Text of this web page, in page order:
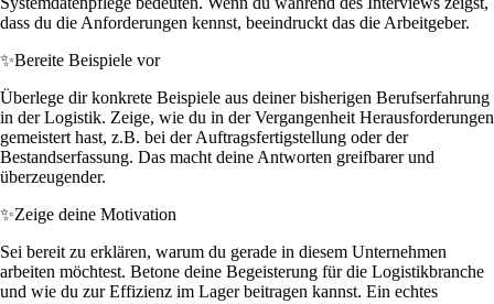
dass du die Anforderungen kennst, beeindruckt das die Arbeitgeber.
✨Bereite Beispiele vor
Überlege dir konkrete Beispiele aus deiner bisherigen Berufserfahrung
in der Logistik. Zeige, wie du in der Vergangenheit Herausforderungen
gemeistert hast, z.B. bei der Auftragsfertigstellung oder der
Bestandserfassung. Das macht deine Antworten greifbarer und
überzeugender.
✨Zeige deine Motivation
Sei bereit zu erklären, warum du gerade in diesem Unternehmen
arbeiten möchtest. Betone deine Begeisterung für die Logistikbranche
und wie du zur Effizienz im Lager beitragen kannst. Ein echtes